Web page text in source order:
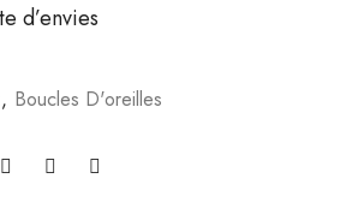
d’envies
, Boucles D'oreilles